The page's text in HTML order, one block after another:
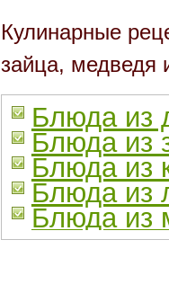
Кулинарные
зайца, медведя
Блюда из
Блюда из
Блюда из
Блюда из
Блюда из